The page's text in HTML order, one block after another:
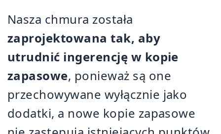
Nasza chmura została
zaprojektowana tak, aby
utrudnić ingerencję w kopie
zapasowe, ponieważ są one
przechowywane wyłącznie jako
dodatki, a nowe kopie zapasowe